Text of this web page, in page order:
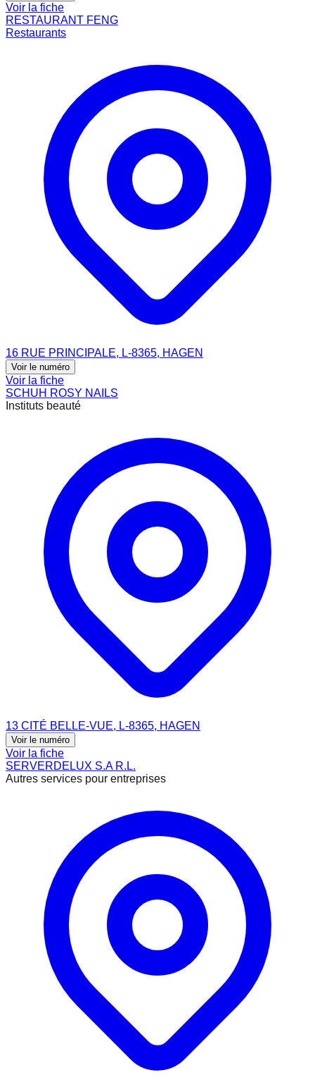
Voir la fiche
RESTAURANT FENG
Restaurants
16 RUE PRINCIPALE, L-8365, HAGEN
Voir le numéro
Voir la fiche
SCHUH ROSY NAILS
Instituts beauté
13 CITÉ BELLE-VUE, L-8365, HAGEN
Voir le numéro
Voir la fiche
SERVERDELUX S.A R.L.
Autres services pour entreprises